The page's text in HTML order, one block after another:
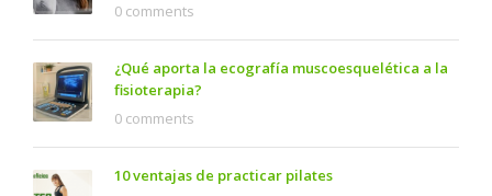
0 comments
¿Qué aporta la ecografía muscoesquelética a la
fisioterapia?
0 comments
10 ventajas de practicar pilates